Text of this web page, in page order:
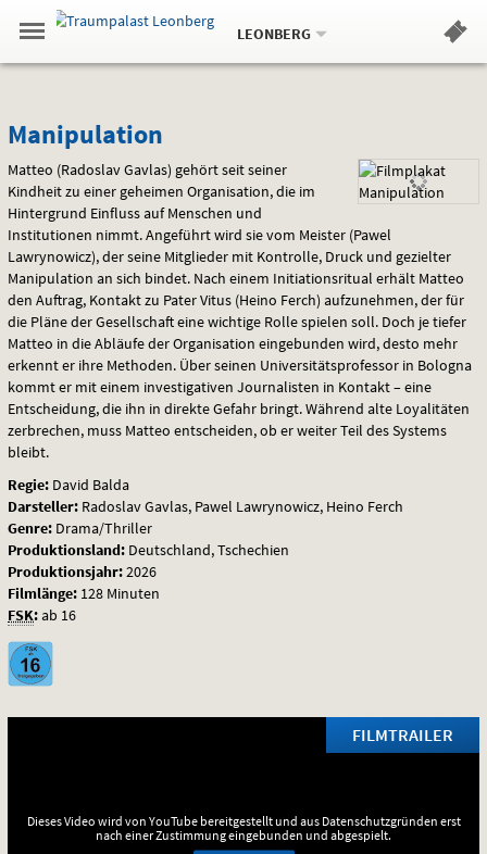
Springe
zum
,zum
.
Navigation
Gehe
zur
Standortauswahl
Standort:
LEONBERG.
Hinweis
Manipulation
Manipulation
Matteo (Radoslav Gavlas) gehört seit seiner
Kindheit zu einer geheimen Organisation, die im
Hintergrund Einfluss auf Menschen und
Institutionen nimmt. Angeführt wird sie vom Meister (Pawel
Lawrynowicz), der seine Mitglieder mit Kontrolle, Druck und gezielter
Manipulation an sich bindet. Nach einem Initiationsritual erhält Matteo
den Auftrag, Kontakt zu Pater Vitus (Heino Ferch) aufzunehmen, der für
die Pläne der Gesellschaft eine wichtige Rolle spielen soll. Doch je tiefer
Matteo in die Abläufe der Organisation eingebunden wird, desto mehr
erkennt er ihre Methoden. Über seinen Universitätsprofessor in Bologna
kommt er mit einem investigativen Journalisten in Kontakt – eine
Entscheidung, die ihn in direkte Gefahr bringt. Während alte Loyalitäten
zerbrechen, muss Matteo entscheiden, ob er weiter Teil des Systems
bleibt.
Regie: David Balda
Darsteller: Radoslav Gavlas, Pawel Lawrynowicz, Heino Ferch
Genre: Drama/Thriller
Produktionsland: Deutschland, Tschechien
Produktionsjahr:2026
Filmlänge: 128 Minuten
FSK:ab 16
FILMTRAILER
Dieses Video wird von YouTube bereitgestellt und aus Datenschutzgründen erst
nach einer Zustimmung eingebunden und abgespielt.